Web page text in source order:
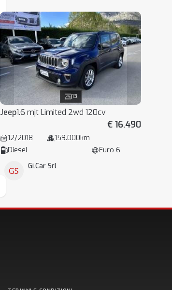
Loading...
Loading...
Loading...
13
Jeep1.6 mjt Limited 2wd 120cv
€ 16.490
12/2018
159.000km
Diesel
Euro 6
Gi.Car Srl